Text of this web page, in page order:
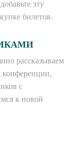
эту
билетов.
рассказываем
конференции,
с
к новой